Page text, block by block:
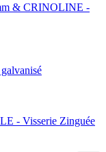
& CRINOLINE -
- Visserie Zinguée